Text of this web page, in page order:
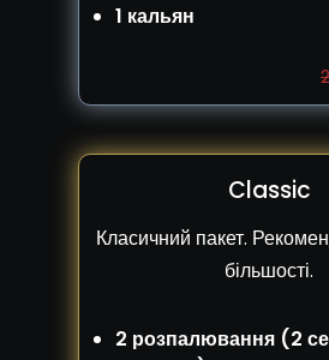
1 кальян
Classic
Класичний пакет.
більшості.
2 розпалювання (2